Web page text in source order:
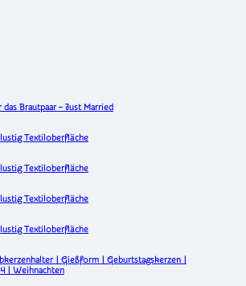
Brautpaar – Just Married
lustig Textiloberfläche
lustig Textiloberfläche
lustig Textiloberfläche
lustig Textiloberfläche
| Gießform | Geburtstagskerzen |
| Weihnachten